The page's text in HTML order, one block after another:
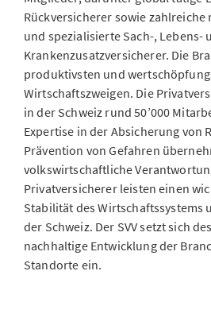
Rückversicherer sowie
und spezialisierte Sach-, Lebens-
Krankenzusatzversicherer. Die
produktivsten und
Wirtschaftszweigen. Die
in der Schweiz rund 50’000
Expertise in der Absicherung von
Prävention von Gefahren
volkswirtschaftliche
Privatversicherer leisten einen
Stabilität des Wirtschaftssystems
der Schweiz. Der SVV setzt sich
nachhaltige Entwicklung der
Standorte ein.